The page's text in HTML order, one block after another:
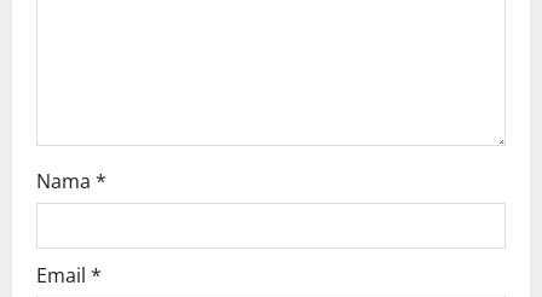
Nama *
Email *